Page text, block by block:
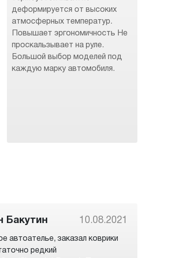
деформируется от высоких
атмосферных температур.
Повышает эргономичность Не
проскальзывает на руле.
Большой выбор моделей под
каждую марку автомобиля.
Бакутин 10.08.2021
автоателье, заказал коврики
редкий